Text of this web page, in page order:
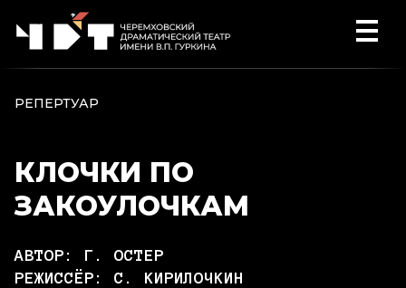
Перейти к содержимому
РЕПЕРТУАР
КЛОЧКИ ПО
ЗАКОУЛОЧКАМ
АВТОР: Г. ОСТЕР
РЕЖИССЁР: С. КИРИЛОЧКИН